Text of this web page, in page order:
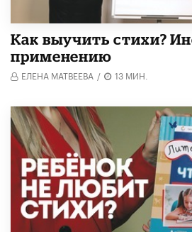
Как выучить стихи?
применению
ЕЛЕНА МАТВЕЕВА / 13 МИН.